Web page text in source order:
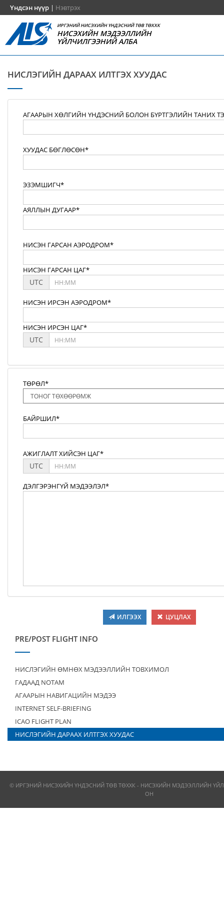
Үндсэн нүүр | Нэвтрэх
ИРГЭНИЙ НИСЭХИЙН ҮНДЭСНИЙ ТӨВ ТӨХХК
НИСЭХИЙН МЭДЭЭЛЛИЙН
ҮЙЛЧИЛГЭЭНИЙ АЛБА
НИСЛЭГИЙН ДАРААХ ИЛТГЭХ ХУУДАС
АГААРЫН ХӨЛГИЙН ҮНДЭСНИЙ БОЛОН БҮРТГЭЛИЙН ТАНИХ
ХУУДАС БӨГЛӨСӨН*
ЭЗЭМШИГЧ*
АЯЛЛЫН ДУГААР*
НИСЭН ГАРСАН АЭРОДРОМ*
НИСЭН ГАРСАН ЦАГ*
UTC
НИСЭН ИРСЭН АЭРОДРОМ*
НИСЭН ИРСЭН ЦАГ*
UTC
ТӨРӨЛ*
БАЙРШИЛ*
АЖИГЛАЛТ ХИЙСЭН ЦАГ*
UTC
ДЭЛГЭРЭНГҮЙ МЭДЭЭЛЭЛ*
ИЛГЭЭХ ЦУЦЛАХ
PRE/POST FLIGHT INFO
НИСЛЭГИЙН ӨМНӨХ МЭДЭЭЛЛИЙН ТОВХИМОЛ
ГАДААД NOTAM
АГААРЫН НАВИГАЦИЙН МЭДЭЭ
INTERNET SELF-BRIEFING
ICAO FLIGHT PLAN
НИСЛЭГИЙН ДАРААХ ИЛТГЭХ ХУУДАС
© ИРГЭНИЙ НИСЭХИЙН ҮНДЭСНИЙ ТӨВ ТӨХХК - НИСЭХИЙН МЭДЭЭЛЛИЙН
ОН